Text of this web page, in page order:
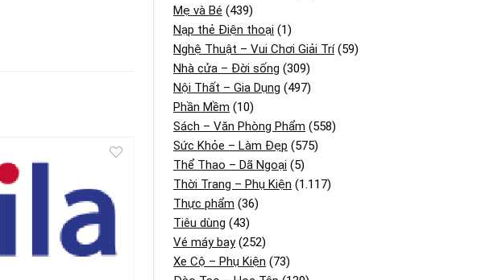
Mẹ và Bé (439)
Nạp thẻ Điện thoại (1)
Nghệ Thuật – Vui Chơi Giải Trí(59)
Nhà cửa – Đời sống (309)
Nội Thất – Gia Dụng (497)
Phần Mềm (10)
Sách – Văn Phòng Phẩm (558)
Sức Khỏe – Làm Đẹp (575)
Thể Thao – Dã Ngoại (5)
Thời Trang – Phụ Kiện (1.117)
Thực phẩm (36)
Tiêu dùng (43)
Vé máy bay(252)
Xe Cộ – Phụ Kiện (73)